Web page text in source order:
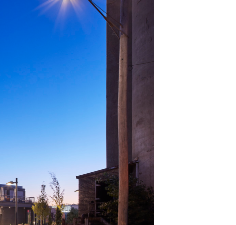
Commerce de détail
DIVERTISSEMENT + SPORTS
ARTS + CULTURE